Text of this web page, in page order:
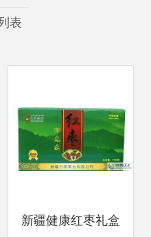
表
新疆健康红枣礼盒